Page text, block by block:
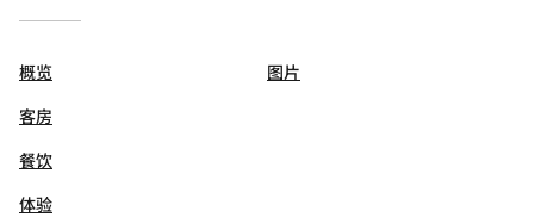
概览
客房
餐饮
体验
图片